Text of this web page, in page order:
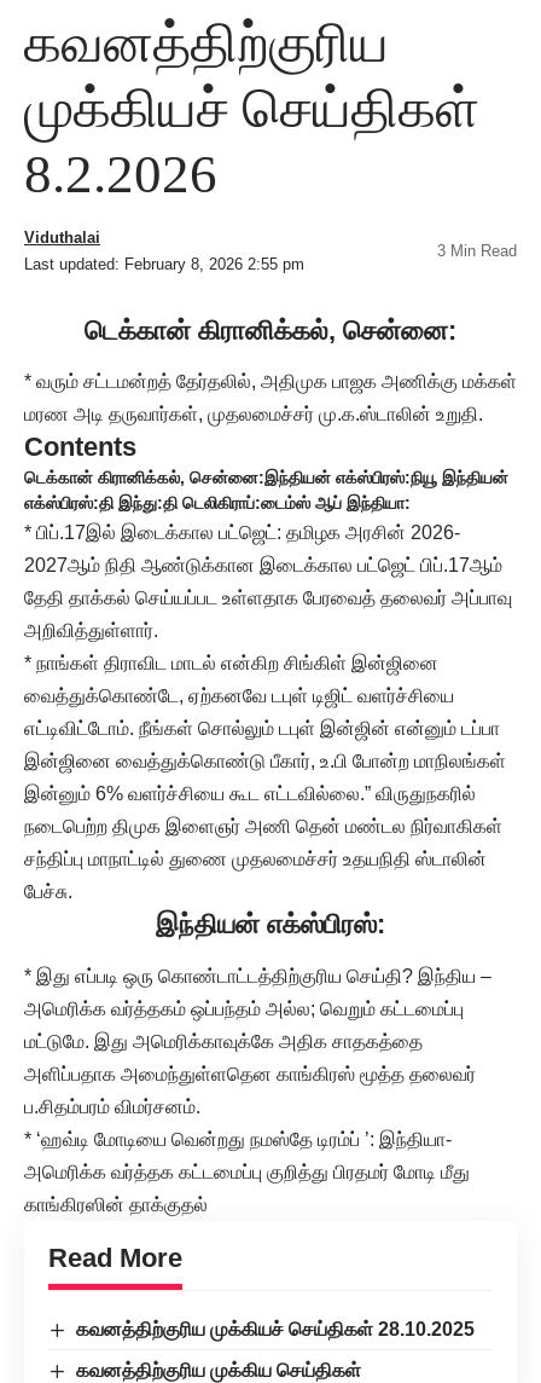
கவனத்திற்குரிய
முக்கியச் செய்திகள்
8.2.2026
Last updated: February 8, 2026 2:55 pm
Viduthalai
3 Min Read
டெக்கான் கிரானிக்கல், சென்னை:
* வரும் சட்டமன்றத் தேர்தலில், அதிமுக பாஜக அணிக்கு மக்கள்
மரண அடி தருவார்கள், முதலமைச்சர் மு.க.ஸ்டாலின் உறுதி.
Contents
டெக்கான் கிரானிக்கல், சென்னை:இந்தியன் எக்ஸ்பிரஸ்:நியூ இந்தியன்
எக்ஸ்பிரஸ்:தி இந்து:தி டெலிகிராப்:டைம்ஸ் ஆப் இந்தியா:
* பிப்.17இல் இடைக்கால பட்ஜெட்: தமிழக அரசின் 2026-
2027ஆம் நிதி ஆண்டுக்கான இடைக்கால பட்ஜெட் பிப்.17ஆம்
தேதி தாக்கல் செய்யப்பட உள்ளதாக பேரவைத் தலைவர் அப்பாவு
அறிவித்துள்ளார்.
* நாங்கள் திராவிட மாடல் என்கிற சிங்கிள் இன்ஜினை
வைத்துக்கொண்டே, ஏற்கனவே டபுள் டிஜிட் வளர்ச்சியை
எட்டிவிட்டோம். நீங்கள் சொல்லும் டபுள் இன்ஜின் என்னும் டப்பா
இன்ஜினை வைத்துக்கொண்டு பீகார், உ.பி போன்ற மாநிலங்கள்
இன்னும் 6% வளர்ச்சியை கூட எட்டவில்லை.” விருதுநகரில்
நடைபெற்ற திமுக இளைஞர் அணி தென் மண்டல நிர்வாகிகள்
சந்திப்பு மாநாட்டில் துணை முதலமைச்சர் உதயநிதி ஸ்டாலின்
பேச்சு.
இந்தியன்எக்ஸ்பிரஸ்:
* இது எப்படி ஒரு கொண்டாட்டத்திற்குரிய செய்தி? இந்திய –
அமெரிக்க வர்த்தகம் ஒப்பந்தம் அல்ல; வெறும் கட்டமைப்பு
மட்டுமே. இது அமெரிக்காவுக்கே அதிக சாதகத்தை
அளிப்பதாக அமைந்துள்ளதென காங்கிரஸ் மூத்த தலைவர்
ப.சிதம்பரம் விமர்சனம்.
* ‘ஹவ்டி மோடியை வென்றது நமஸ்தே டிரம்ப் ’: இந்தியா-
அமெரிக்க வர்த்தக கட்டமைப்பு குறித்து பிரதமர் மோடி மீது
காங்கிரஸின் தாக்குதல்
Read More
கவனத்திற்குரிய முக்கியச் செய்திகள் 28.10.2025
கவனத்திற்குரிய முக்கிய செய்திகள்